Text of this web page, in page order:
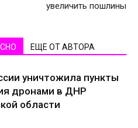
увеличить пошлины
ЕЩЕ ОТ АВТОРА
уничтожила пункты
дронами в ДНР
области